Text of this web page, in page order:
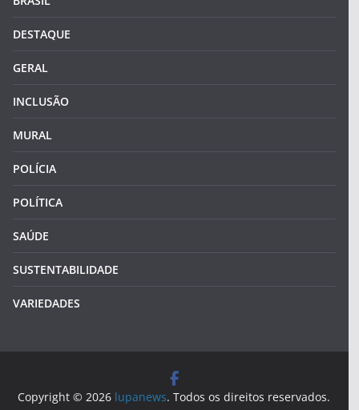
DESTAQUE
GERAL
INCLUSÃO
MURAL
POLÍCIA
POLÍTICA
SAÚDE
SUSTENTABILIDADE
VARIEDADES
Copyright © 2026 lupanews. Todos os direitos reservados.